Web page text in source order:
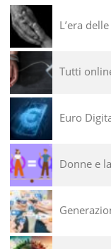
L’era
Tutti
Euro
Donne e